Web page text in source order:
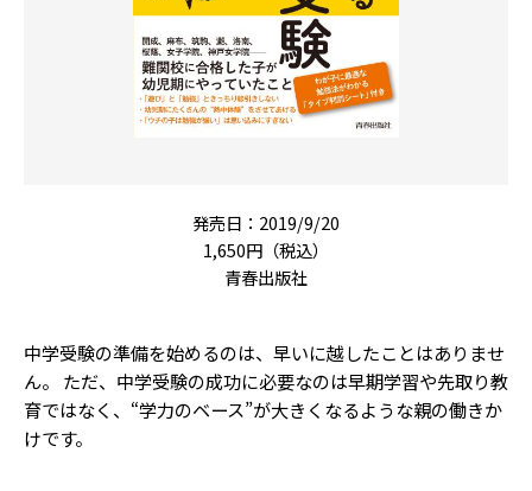
発売日：2019/9/20
1,650円（税込）
青春出版社
中学受験の準備を始めるのは、早いに越したことはありませ
ん。 ただ、中学受験の成功に必要なのは早期学習や先取り教
育ではなく、“学力のベース”が大きくなるような親の働きか
けです。